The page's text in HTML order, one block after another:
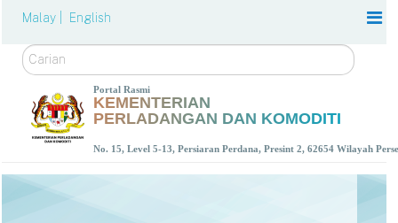
Malay | English
Carian
Portal Rasmi
KEMENTERIAN
PERLADANGAN DAN KOMODITI
No. 15, Level 5-13, Persiaran Perdana, Presint 2, 62654 Wilayah